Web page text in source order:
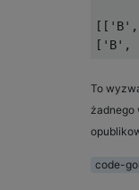
To
żadnego
code-